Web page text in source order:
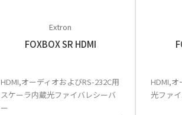
Extron
FOXBOX SR HDMI
HDMI,オーディオおよびRS-232C用
スケーラ内蔵光ファイバレシーバ
ー
HDMI,オ
光ファ